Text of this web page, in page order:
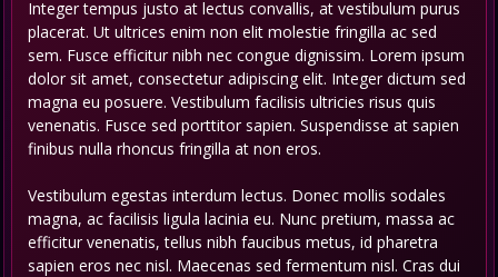
Integer tempus justo at lectus convallis, at vestibulum purus
placerat. Ut ultrices enim non elit molestie fringilla ac sed
sem. Fusce efficitur nibh nec congue dignissim. Lorem ipsum
dolor sit amet, consectetur adipiscing elit. Integer dictum sed
magna eu posuere. Vestibulum facilisis ultricies risus quis
venenatis. Fusce sed porttitor sapien. Suspendisse at sapien
finibus nulla rhoncus fringilla at non eros.
Vestibulum egestas interdum lectus. Donec mollis sodales
magna, ac facilisis ligula lacinia eu. Nunc pretium, massa ac
efficitur venenatis, tellus nibh faucibus metus, id pharetra
sapien eros nec nisl. Maecenas sed fermentum nisl. Cras dui